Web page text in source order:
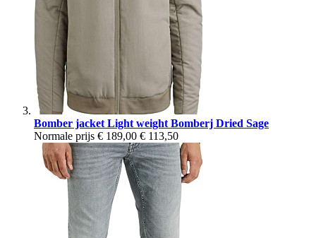
Bomber jacket Light weight Bomberj Dried Sage
Normale prijs € 189,00 € 113,50